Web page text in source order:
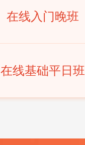
在线入门晚班
在线基础平日班